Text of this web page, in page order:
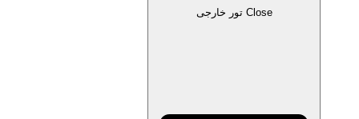
Close تور خارجی